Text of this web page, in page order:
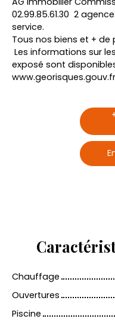
02.99.85.61.30 2
service.
Tous nos biens et +
Les informations sur
exposé sont
www.georisques.gouv.fr
Chauffage
Ouvertures
Piscine